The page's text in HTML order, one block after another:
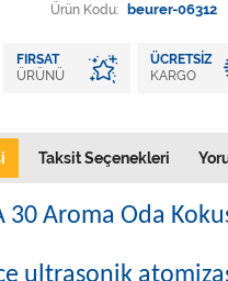
Ürün Kodu: beurer-06312
FIRSAT
ÜRÜNÜ
ÜCRETSIZ
KARGO
Taksit Seçenekleri
30 Aroma Oda